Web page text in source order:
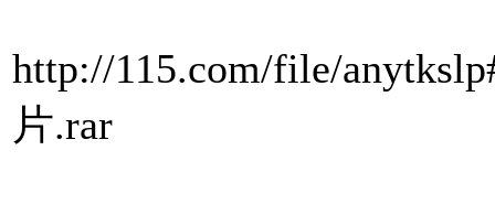
http://115.com/file/
片.rar